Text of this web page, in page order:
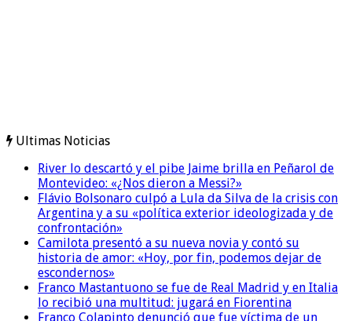
Ultimas Noticias
River lo descartó y el pibe Jaime brilla en Peñarol de
Montevideo: «¿Nos dieron a Messi?»
Flávio Bolsonaro culpó a Lula da Silva de la crisis con
Argentina y a su «política exterior ideologizada y de
confrontación»
Camilota presentó a su nueva novia y contó su
historia de amor: «Hoy, por fin, podemos dejar de
escondernos»
Franco Mastantuono se fue de Real Madrid y en Italia
lo recibió una multitud: jugará en Fiorentina
Franco Colapinto denunció que fue víctima de un